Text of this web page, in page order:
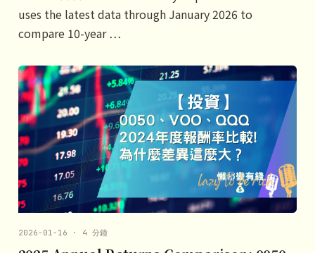
uses the latest data through January 2026 to
compare 10-year …
2026-01-16 · 4 分鐘